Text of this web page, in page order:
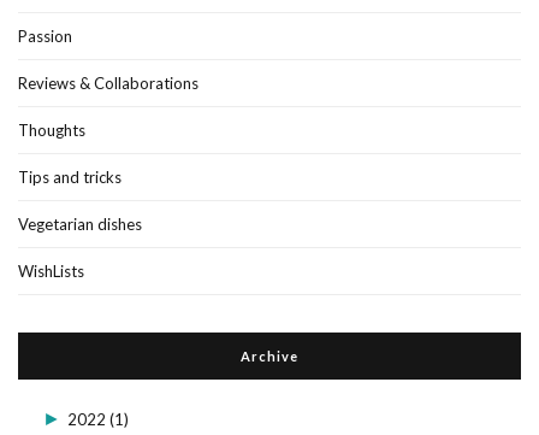
Passion
Reviews & Collaborations
Thoughts
Tips and tricks
Vegetarian dishes
WishLists
Archive
► 2022 (1)